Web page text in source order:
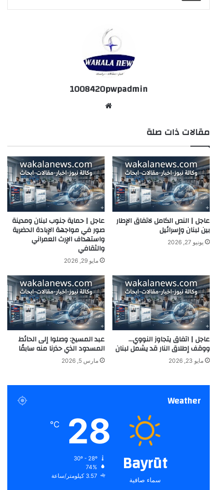
1008420pwpadmin
مقالات ذات صلة
عاجل | النص الكامل لاتفاق الإطار
بين لبنان وإسرائيل
يونيو 27, 2026
عاجل | حماية جنوب لبنان ومدينة
صور في مواجهة الإبادة الحضرية
واستهداف الإرث العمراني
والثقافي
مايو 29, 2026
عاجل | اتفاق يتجاوز النووي…
ووقف إطلاق النار قد يشمل لبنان
مايو 23, 2026
عبد المسيح: وصلوا إلى الحائط
المسدود الذي حذرنا منه سابقًا
مارس 5, 2026
Weather
Bayrūt
سماء صافية
28
℃
74%
3.57 كيلومتر/ساعة